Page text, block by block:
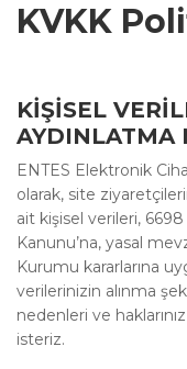
KVKK
KİŞİSEL
AYDINLATMA
ENTES Elektronik
olarak, site
ait kişisel verileri, 6698
Kanunu’na, yasal
Kurumu kararlarına
verilerinizin alınma
nedenleri ve
isteriz.